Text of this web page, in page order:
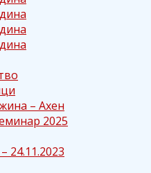
– Ахен
2025
24.11.2023